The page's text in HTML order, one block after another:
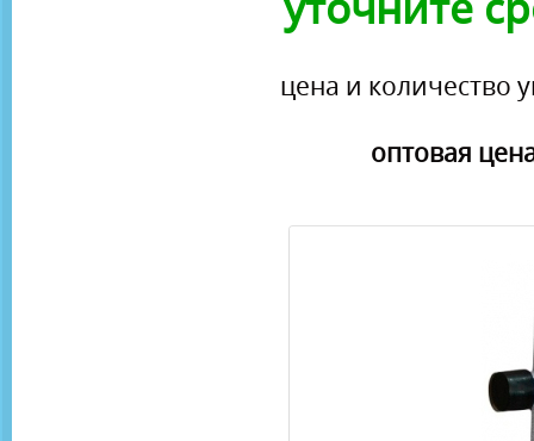
цена и количество
оптовая